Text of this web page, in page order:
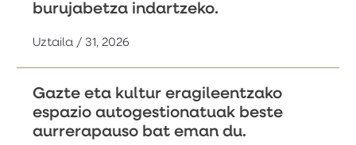
burujabetza indartzeko.
Uztaila / 31, 2026
Gazte eta kultur eragileentzako
espazio autogestionatuak beste
aurrerapauso bat eman du.